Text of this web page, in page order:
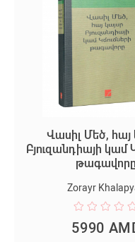
Վասիլ Մեծ, հայ
Բյուզանդիայի կամ
թագավորը
Zorayr
5990